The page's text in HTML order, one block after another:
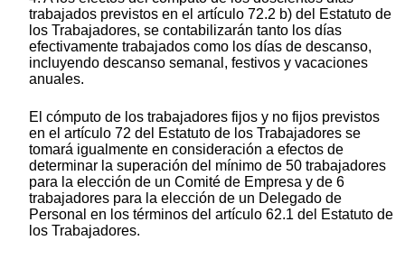
trabajados previstos en el artículo 72.2 b) del Estatuto de
los Trabajadores, se contabilizarán tanto los días
efectivamente trabajados como los días de descanso,
incluyendo descanso semanal, festivos y vacaciones
anuales.
El cómputo de los trabajadores fijos y no fijos previstos
en el artículo 72 del Estatuto de los Trabajadores se
tomará igualmente en consideración a efectos de
determinar la superación del mínimo de 50 trabajadores
para la elección de un Comité de Empresa y de 6
trabajadores para la elección de un Delegado de
Personal en los términos del artículo 62.1 del Estatuto de
los Trabajadores.